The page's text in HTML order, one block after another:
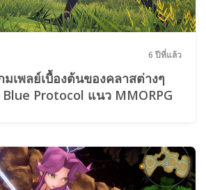
6 ปีที่แล้ว
มเพลย์เบื้องต้นของคลาสต่างๆ
Protocol แนว MMORPG